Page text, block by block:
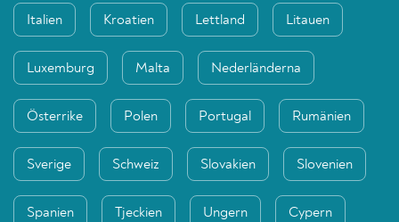
Italien Kroatien Lettland Litauen
Luxemburg Malta Nederländerna
Österrike Polen Portugal Rumänien
Sverige Schweiz Slovakien Slovenien
Spanien Tjeckien Ungern Cypern